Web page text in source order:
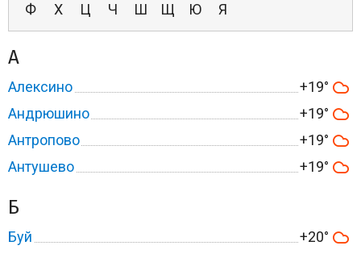
Ф
Х Ц Ч Ш Щ Ю Я
А
Алексино
+19°
Андрюшино
+19°
Антропово
+19°
Антушево
+19°
Б
Буй
+20°